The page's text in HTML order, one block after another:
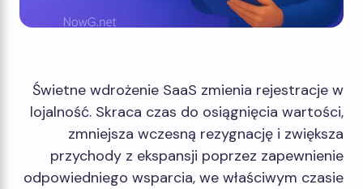
Świetne wdrożenie SaaS zmienia rejestracje w
lojalność. Skraca czas do osiągnięcia wartości,
zmniejsza wczesną rezygnację i zwiększa
przychody z ekspansji poprzez zapewnienie
odpowiedniego wsparcia, we właściwym czasie